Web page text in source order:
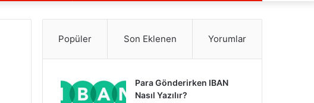
Makale
Bölmesi
yap
Popüler Son Eklenen Yorumlar
Para Gönderirken IBAN
Nasıl Yazılır?